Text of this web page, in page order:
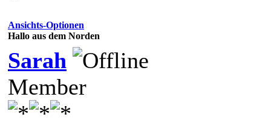
Ansichts-Optionen
Hallo aus dem Norden
Sarah
Member